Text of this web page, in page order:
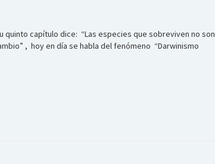
quinto capítulo dice: “Las especies que sobreviven no son
, hoy en día se habla del fenómeno “Darwinismo